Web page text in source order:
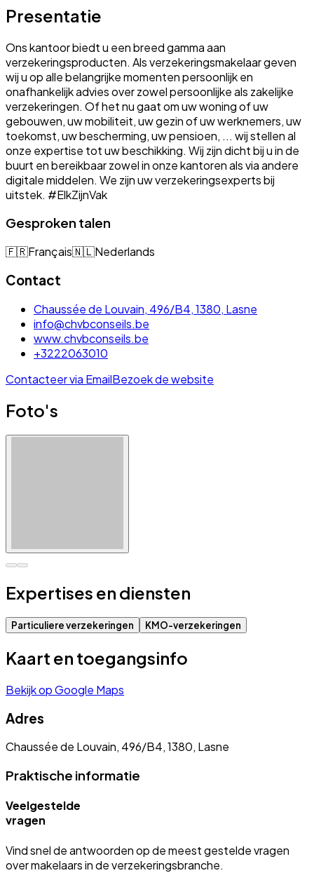
Presentatie
Ons kantoor biedt u een breed gamma aan
verzekeringsproducten. Als verzekeringsmakelaar geven
wij u op alle belangrijke momenten persoonlijk en
onafhankelijk advies over zowel persoonlijke als zakelijke
verzekeringen. Of het nu gaat om uw woning of uw
gebouwen, uw mobiliteit, uw gezin of uw werknemers, uw
toekomst, uw bescherming, uw pensioen, ... wij stellen al
onze expertise tot uw beschikking. Wij zijn dicht bij u in de
buurt en bereikbaar zowel in onze kantoren als via andere
digitale middelen. We zijn uw verzekeringsexperts bij
uitstek. #ElkZijnVak
Gesproken talen
🇫🇷Français🇳🇱Nederlands
Contact
Chaussée de Louvain, 496/B4, 1380, Lasne
info@chvbconseils.be
www.chvbconseils.be
+3222063010
Contacteer via EmailBezoek de website
Foto's
Expertises en diensten
Particuliere verzekeringen KMO-verzekeringen
Kaart en toegangsinfo
Bekijk op Google Maps
Adres
Chaussée de Louvain, 496/B4, 1380, Lasne
Praktische informatie
Veelgestelde
vragen
Vind snel de antwoorden op de meest gestelde vragen
over makelaars in de verzekeringsbranche.